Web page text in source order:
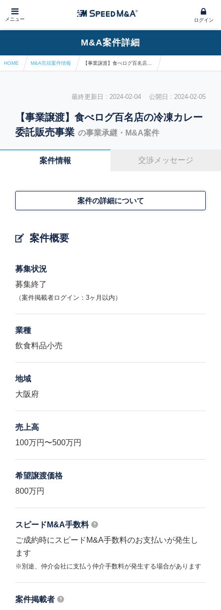
メニュー ログイン
M&A案件詳細
HOME M&A売却案件情報
最終更新日 : 2024-02-04 公開日 : 2024-02-05
【事業譲渡】食べログ百名店の冷凍カレー
委託販売事業 の事業承継・M&A案件
案件情報 交渉メッセージ
案件概要
案件の詳細について
募集状況
募集終了
（案件掲載者ログイン：3ヶ月以内）
業種
飲食料品小売
地域
大阪府
売上高
100万円〜500万円
希望譲渡価格
800万円
スピードM&A手数料
ご成約時にスピードM&A手数料のお支払いが発生し
ます
※別途、仲介会社に支払う仲介手数料が発生する場合があります
案件掲載者